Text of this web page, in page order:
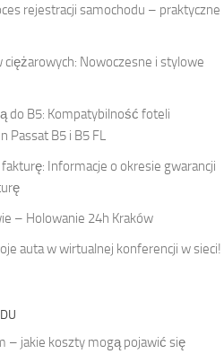
rejestracji samochodu – praktyczne
Nowoczesne i stylowe
do B5: Kompatybilność foteli
Passat B5 i B5 FL
Informacje o okresie gwarancji
– Holowanie 24h Kraków
auta w wirtualnej konferencji w sieci!
– jakie koszty mogą pojawić się